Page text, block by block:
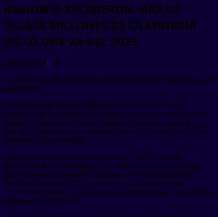
REGIONES RECIBIERON MÁS DE
S/2,638 MILLONES DE LA MINERÍA
EN LO QUE VA DEL 2023
abril 13, 20230349
– Tacna se ubica en el segundo lugar, con un monto superior a los S/
331 millones.
El Ministerio de Energía y Minas (Minem) informó que las
transferencias de recursos a las regiones generados por la actividad
minera, que incluyen el canon y regalías, sumaron a marzo de 2023
más de S/2,638 millones, de acuerdo a la última edición del Boletín
Estadístico Minero (BEM).
Esta cifra está representada, en parte, por el adelanto en la
distribución del canon minero, cuyo objetivo es contribuir con el
dinamismo de las inversiones públicas en el territorio nacional
durante el año fiscal 2023. Por esta razón, las transferencias
económicas por canon minero sumaron desde el primer mes del año,
más de S/2,349 millones.